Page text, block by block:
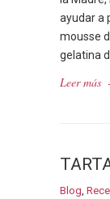
ayudar a
mousse
gelatina
Leer más
Blog,